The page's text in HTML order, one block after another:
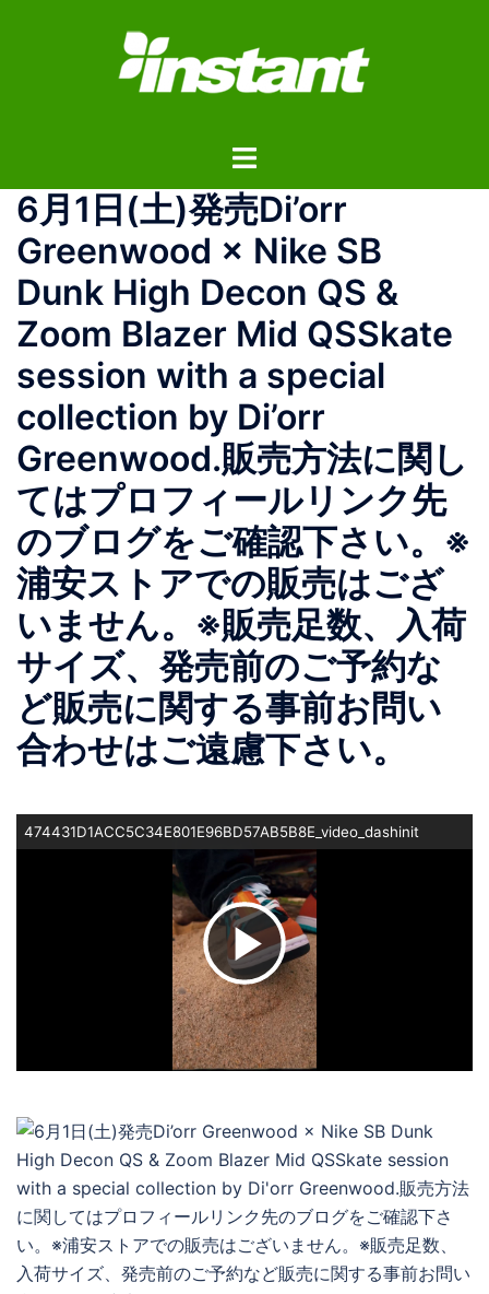
ス
ト
ル
ニ
ュ
ー
6月1日(土)発売Di’orr
Greenwood × Nike SB
Dunk High Decon QS &
Zoom Blazer Mid QSSkate
session with a special
collection by Di’orr
Greenwood.販売方法に関し
てはプロフィールリンク先
のブログをご確認下さい。※
浦安ストアでの販売はござ
いません。※販売足数、入荷
サイズ、発売前のご予約な
ど販売に関する事前お問い
合わせはご遠慮下さい。
474431D1ACC5C34E801E96BD57AB5B8E_video_dashinit
ビ
デ
を
再